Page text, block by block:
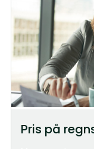
Pris på